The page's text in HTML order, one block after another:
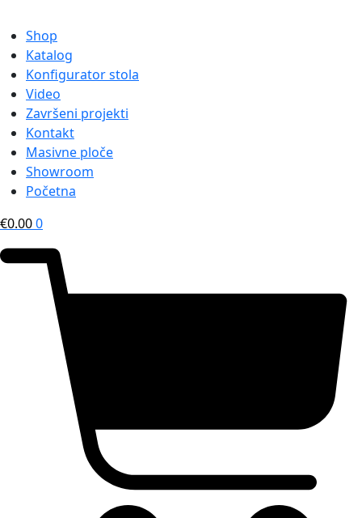
Shop
Katalog
Konfigurator stola
Video
Završeni projekti
Kontakt
Masivne ploče
Showroom
Početna
€0.000